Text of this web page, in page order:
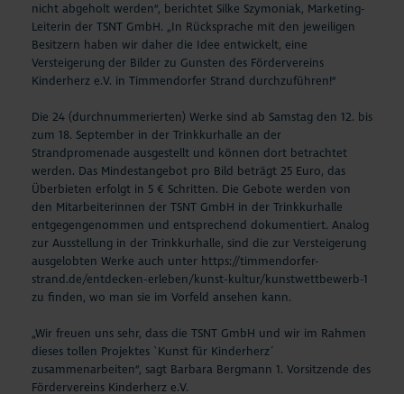
nicht abgeholt werden“, berichtet Silke Szymoniak, Marketing-
Leiterin der TSNT GmbH. „In Rücksprache mit den jeweiligen
Besitzern haben wir daher die Idee entwickelt, eine
Versteigerung der Bilder zu Gunsten des Fördervereins
Kinderherz e.V. in Timmendorfer Strand durchzuführen!“
Die 24 (durchnummerierten) Werke sind ab Samstag den 12. bis
zum 18. September in der Trinkkurhalle an der
Strandpromenade ausgestellt und können dort betrachtet
werden. Das Mindestangebot pro Bild beträgt 25 Euro, das
Überbieten erfolgt in 5 € Schritten. Die Gebote werden von
den Mitarbeiterinnen der TSNT GmbH in der Trinkkurhalle
entgegengenommen und entsprechend dokumentiert. Analog
zur Ausstellung in der Trinkkurhalle, sind die zur Versteigerung
ausgelobten Werke auch unter https://timmendorfer-
strand.de/entdecken-erleben/kunst-kultur/kunstwettbewerb-1
zu finden, wo man sie im Vorfeld ansehen kann.
„Wir freuen uns sehr, dass die TSNT GmbH und wir im Rahmen
dieses tollen Projektes `Kunst für Kinderherz´
zusammenarbeiten“, sagt Barbara Bergmann 1. Vorsitzende des
Fördervereins Kinderherz e.V.